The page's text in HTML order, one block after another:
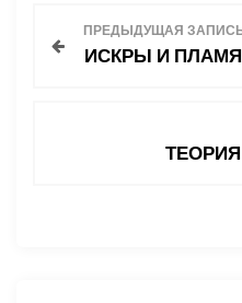
ПРЕДЫДУЩАЯ
ИСКРЫ И ПЛАМЯ